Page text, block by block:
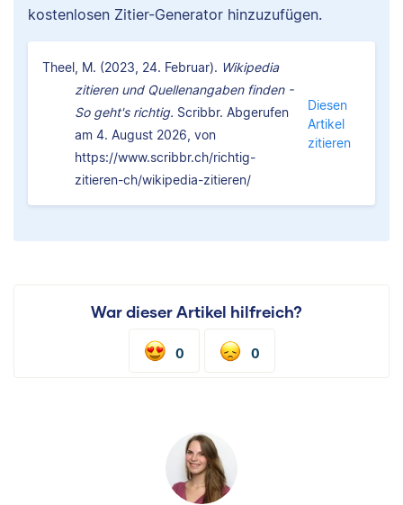
kostenlosen Zitier-Generator hinzuzufügen.
Theel, M. (2023, 24. Februar). Wikipedia
zitieren und Quellenangaben finden -
So geht's richtig. Scribbr. Abgerufen
am 4. August 2026, von
https://www.scribbr.ch/richtig-
zitieren-ch/wikipedia-zitieren/
Diesen
Artikel
zitieren
War dieser Artikel hilfreich?
0 0